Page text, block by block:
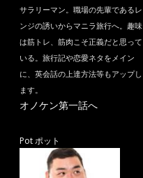
サラリーマン。職場の先輩であるレ
ンジの誘いからマニラ旅行へ。趣味
は筋トレ、筋肉こそ正義だと思って
いる。旅行記や恋愛ネタをメイン
に、英会話の上達方法等もアップし
ます。
オノケン第一話へ
Pot ポット